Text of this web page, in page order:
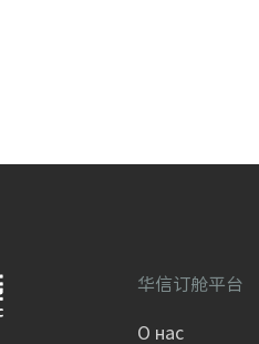
华信订舱平台
О нас